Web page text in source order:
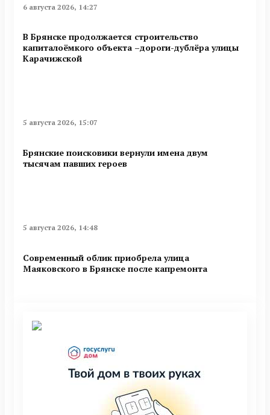
6 августа 2026, 14:27
В Брянске продолжается строительство
капиталоёмкого объекта –дороги-дублёра улицы
Карачижской
5 августа 2026, 15:07
Брянские поисковики вернули имена двум
тысячам павших героев
5 августа 2026, 14:48
Современный облик приобрела улица
Маяковского в Брянске после капремонта